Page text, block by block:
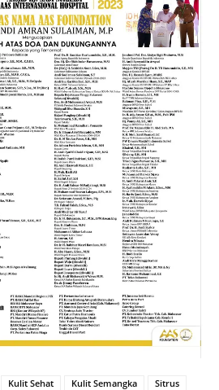
Kulit Sehat Kulit Semangka
Sitrus